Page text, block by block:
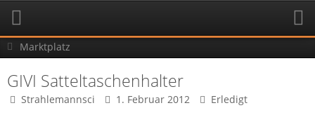
Marktplatz
GIVI Satteltaschenhalter
Strahlemannsci 1. Februar 2012 Erledigt